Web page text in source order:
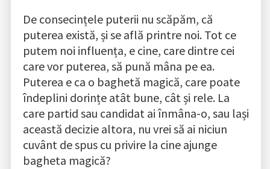
De consecințele puterii nu scăpăm, că
puterea există, și se află printre noi. Tot ce
putem noi influența, e cine, care dintre cei
care vor puterea, să pună mâna pe ea.
Puterea e ca o baghetă magică, care poate
îndeplini dorințe atât bune, cât și rele. La
care partid sau candidat ai înmâna-o, sau lași
această decizie altora, nu vrei să ai niciun
cuvânt de spus cu privire la cine ajunge
bagheta magică?